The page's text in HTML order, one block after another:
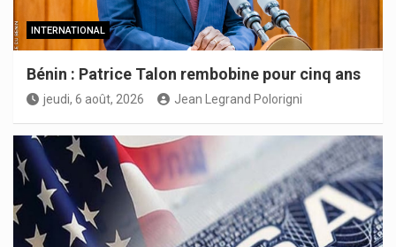
INTERNATIONAL
Bénin : Patrice Talon rembobine pour cinq ans
jeudi, 6 août, 2026 Jean Legrand Polorigni